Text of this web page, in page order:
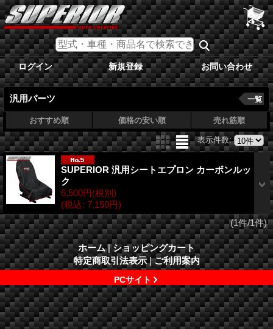
ログイン 新規登録 お問い合わせ
汎用パーツ 一覧
おすすめ順 価格の安い順 売れ筋順
表示件数:
SUPERIOR 汎用シートエプロン カーボンルッ
ク
6,500円(税別)
(税込: 7,150円)
(1件/1件)
ホーム | ショッピングカート
特定商取引法表示 | ご利用案内
PCサイト